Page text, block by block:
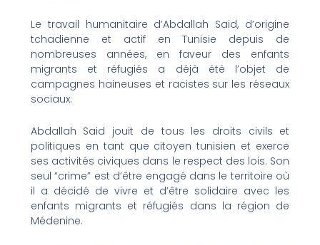
Le travail humanitaire d’Abdallah Said, d’origine
tchadienne et actif en Tunisie depuis de
nombreuses années, en faveur des enfants
migrants et réfugiés a déjà été l’objet de
campagnes haineuses et racistes sur les réseaux
sociaux.
Abdallah Said jouit de tous les droits civils et
politiques en tant que citoyen tunisien et exerce
ses activités civiques dans le respect des lois. Son
seul “crime” est d’être engagé dans le territoire où
il a décidé de vivre et d’être solidaire avec les
enfants migrants et réfugiés dans la région de
Médenine.